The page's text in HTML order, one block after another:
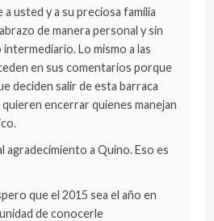
usted y a su preciosa familia
de manera personal y sin
Lo mismo a las
en sus comentarios porque
deciden salir de esta barraca
encerrar quienes manejan
agradecimiento a Quino. Eso es
que el 2015 sea el año en
de conocerle